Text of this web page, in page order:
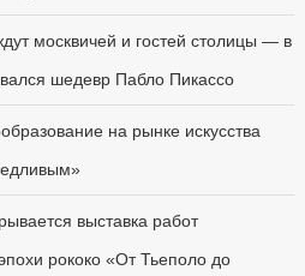
москвичей и гостей столицы — в
шедевр Пабло Пикассо
на рынке искусства
выставка работ
рококо «От Тьеполо до